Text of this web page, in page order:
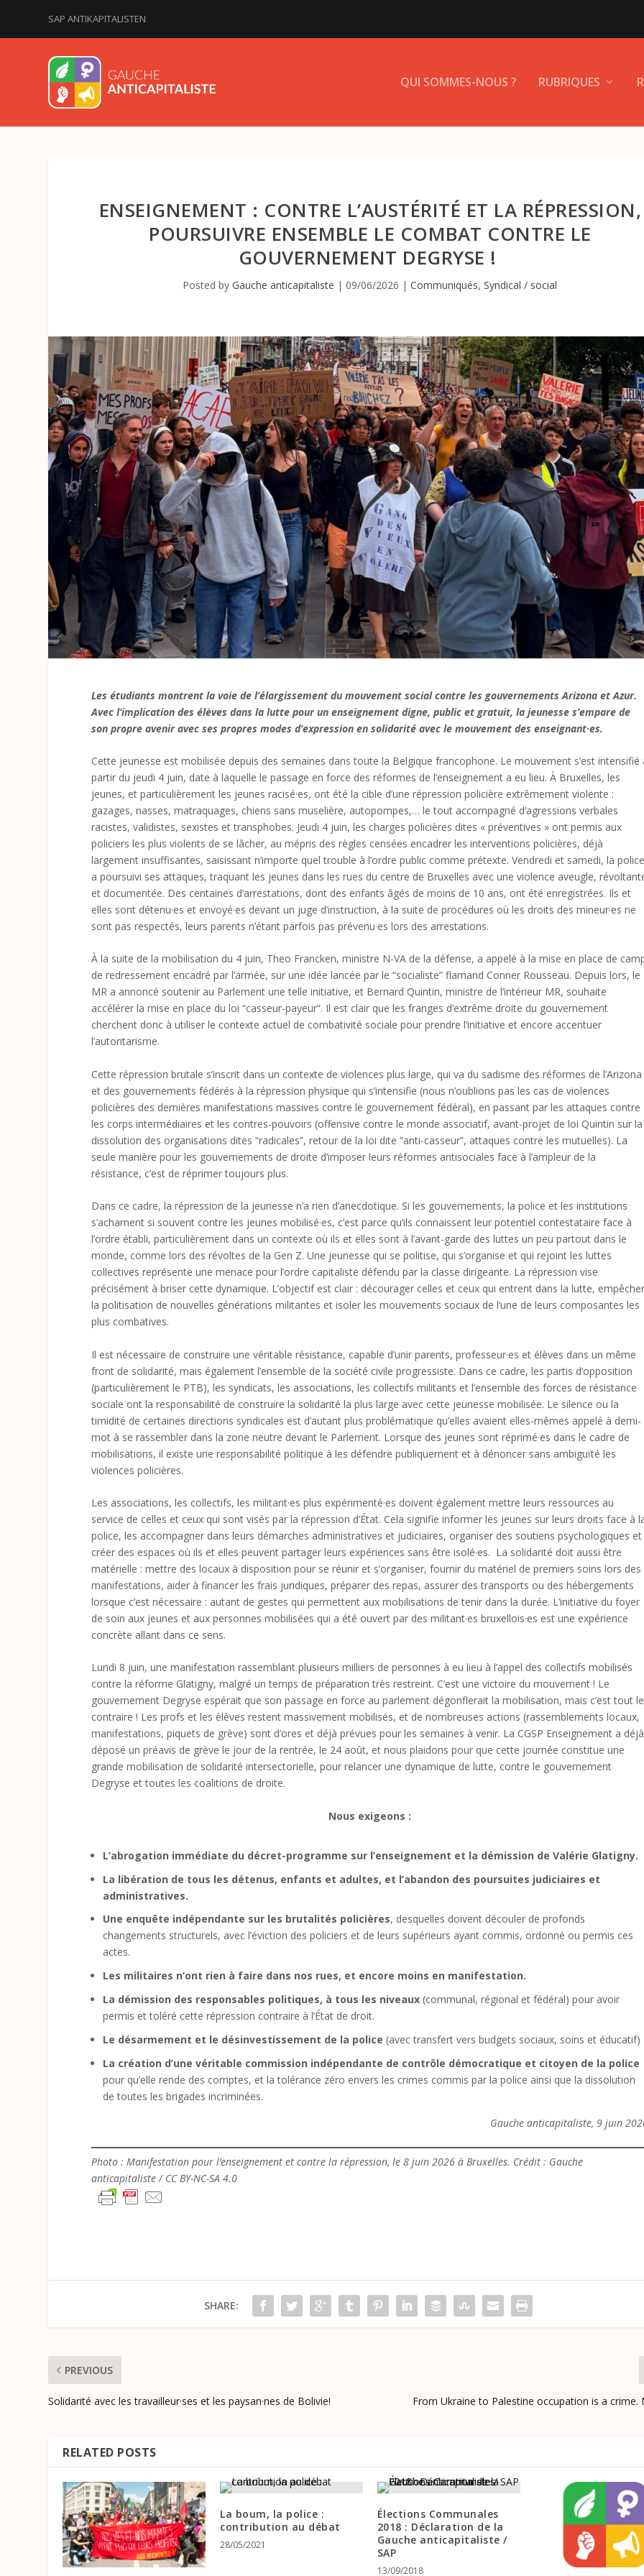
SAP ANTIKAPITALISTEN
QUI SOMMES-NOUS ? RUBRIQUES
ENSEIGNEMENT : CONTRE L’AUSTÉRITÉ ET LA RÉPRESSION,
POURSUIVRE ENSEMBLE LE COMBAT CONTRE LE
GOUVERNEMENT DEGRYSE !
Posted byGauche anticapitaliste |09/06/2026 |Communiqués,Syndical / social
Les étudiants montrent la voie de l’élargissement du mouvement social contre les gouvernements Arizona et Azur.
Avec l’implication des élèves dans la lutte pour un enseignement digne, public et gratuit, la jeunesse s’empare de
son propre avenir avec ses propres modes d’expression en solidarité avec le mouvement des enseignant·es.
Cette jeunesse est mobilisée depuis des semaines dans toute la Belgique francophone. Le mouvement s’est intensifié
partir du jeudi 4 juin, date à laquelle le passage en force des réformes de l’enseignement a eu lieu. À Bruxelles, les
jeunes, et particulièrement les jeunes racisé·es, ont été la cible d’une répression policière extrêmement violente :
gazages, nasses, matraquages, chiens sans muselière, autopompes,… le tout accompagné d’agressions verbales
racistes, validistes, sexistes et transphobes. Jeudi 4 juin, les charges policières dites « préventives » ont permis aux
policiers les plus violents de se lâcher, au mépris des règles censées encadrer les interventions policières, déjà
largement insuffisantes, saisissant n’importe quel trouble à l’ordre public comme prétexte. Vendredi et samedi, la
a poursuivi ses attaques, traquant les jeunes dans les rues du centre de Bruxelles avec une violence aveugle,
et documentée. Des centaines d’arrestations, dont des enfants âgés de moins de 10 ans, ont été enregistrées. Ils et
elles sont détenu·es et envoyé·es devant un juge d’instruction, à la suite de procédures où les droits des mineur·es ne
sont pas respectés, leurs parents n’étant parfois pas prévenu·es lors des arrestations.
À la suite de la mobilisation du 4 juin, Theo Francken, ministre N-VA de la défense, a appelé à la mise en place de
de redressement encadré par l’armée, sur une idée lancée par le “socialiste” flamand Conner Rousseau. Depuis lors, le
MR a annoncé soutenir au Parlement une telle initiative, et Bernard Quintin, ministre de l’intérieur MR, souhaite
accélérer la mise en place du loi “casseur-payeur”. Il est clair que les franges d’extrême droite du gouvernement
cherchent donc à utiliser le contexte actuel de combativité sociale pour prendre l’initiative et encore accentuer
l’autoritarisme.
Cette répression brutale s’inscrit dans un contexte de violences plus large, qui va du sadisme des réformes de l’Arizona
et des gouvernements fédérés à la répression physique qui s’intensifie (nous n’oublions pas les cas de violences
policières des dernières manifestations massives contre le gouvernement fédéral), en passant par les attaques contre
les corps intermédiaires et les contres-pouvoirs (offensive contre le monde associatif, avant-projet de loi Quintin sur la
dissolution des organisations dites “radicales”, retour de la loi dite “anti-casseur”, attaques contre les mutuelles). La
seule manière pour les gouvernements de droite d’imposer leurs réformes antisociales face à l’ampleur de la
résistance, c’est de réprimer toujours plus.
Dans ce cadre, la répression de la jeunesse n’a rien d’anecdotique. Si les gouvernements, la police et les institutions
s’acharnent si souvent contre les jeunes mobilisé·es, c’est parce qu’ils connaissent leur potentiel contestataire face à
l’ordre établi, particulièrement dans un contexte où ils et elles sont à l’avant-garde des luttes un peu partout dans le
monde, comme lors des révoltes de la Gen Z. Une jeunesse qui se politise, qui s’organise et qui rejoint les luttes
collectives représente une menace pour l’ordre capitaliste défendu par la classe dirigeante. La répression vise
précisément à briser cette dynamique. L’objectif est clair : décourager celles et ceux qui entrent dans la lutte,
la politisation de nouvelles générations militantes et isoler les mouvements sociaux de l’une de leurs composantes les
plus combatives.
Il est nécessaire de construire une véritable résistance, capable d’unir parents, professeur·es et élèves dans un même
front de solidarité, mais également l’ensemble de la société civile progressiste. Dans ce cadre, les partis d’opposition
(particulièrement le PTB), les syndicats, les associations, les collectifs militants et l’ensemble des forces de résistance
sociale ont la responsabilité de construire la solidarité la plus large avec cette jeunesse mobilisée. Le silence ou la
timidité de certaines directions syndicales est d’autant plus problématique qu’elles avaient elles-mêmes appelé à demi-
mot à se rassembler dans la zone neutre devant le Parlement. Lorsque des jeunes sont réprimé·es dans le cadre de
mobilisations, il existe une responsabilité politique à les défendre publiquement et à dénoncer sans ambiguïté les
violences policières.
Les associations, les collectifs, les militant·es plus expérimenté·es doivent également mettre leurs ressources au
service de celles et ceux qui sont visés par la répression d’État. Cela signifie informer les jeunes sur leurs droits face à
police, les accompagner dans leurs démarches administratives et judiciaires, organiser des soutiens psychologiques et
créer des espaces où ils et elles peuvent partager leurs expériences sans être isolé·es. La solidarité doit aussi être
matérielle : mettre des locaux à disposition pour se réunir et s’organiser, fournir du matériel de premiers soins lors des
manifestations, aider à financer les frais juridiques, préparer des repas, assurer des transports ou des hébergements
lorsque c’est nécessaire : autant de gestes qui permettent aux mobilisations de tenir dans la durée. L’initiative du foyer
de soin aux jeunes et aux personnes mobilisées qui a été ouvert par des militant·es bruxellois·es est une expérience
concrète allant dans ce sens.
Lundi 8 juin, une manifestation rassemblant plusieurs milliers de personnes à eu lieu à l’appel des collectifs mobilisés
contre la réforme Glatigny, malgré un temps de préparation très restreint. C’est une victoire du mouvement ! Le
gouvernement Degryse espérait que son passage en force au parlement dégonflerait la mobilisation, mais c’est tout le
contraire ! Les profs et les élèves restent massivement mobilisés, et de nombreuses actions (rassemblements locaux,
manifestations, piquets de grève) sont d’ores et déjà prévues pour les semaines à venir. La CGSP Enseignement a déjà
déposé un préavis de grève le jour de la rentrée, le 24 août, et nous plaidons pour que cette journée constitue une
grande mobilisation de solidarité intersectorielle, pour relancer une dynamique de lutte, contre le gouvernement
Degryse et toutes les coalitions de droite.
Nous exigeons :
L’abrogation immédiate du décret-programme sur l’enseignement et la démission de Valérie Glatigny.
La libération de tous les détenus, enfants et adultes, et l’abandon des poursuites judiciaires et
administratives.
Une enquête indépendante sur les brutalités policières, desquelles doivent découler de profonds
changements structurels, avec l’éviction des policiers et de leurs supérieurs ayant commis, ordonné ou permis ces
actes.
Les militaires n’ont rien à faire dans nos rues, et encore moins en manifestation.
La démission des responsables politiques, à tous les niveaux (communal, régional et fédéral) pour avoir
permis et toléré cette répression contraire à l’État de droit.
Le désarmement et le désinvestissement de la police (avec transfert vers budgets sociaux, soins et éducatif)
La création d’une véritable commission indépendante de contrôle démocratique et citoyen de la police
pour qu’elle rende des comptes, et la tolérance zéro envers les crimes commis par la police ainsi que la dissolution
de toutes les brigades incriminées.
Gauche anticapitaliste, 9 juin
Photo : Manifestation pour l’enseignement et contre la répression, le 8 juin 2026 à Bruxelles. Crédit : Gauche
anticapitaliste / CC BY-NC-SA 4.0
SHARE:
PREVIOUS
Solidarité avec les travailleur·ses et les paysan·nes de Bolivie! From Ukraine to Palestine occupation is a crime.
RELATED POSTS
La boum, la police :
contribution au débat
28/05/2021
Élections Communales
2018 : Déclaration de la
Gauche anticapitaliste /
SAP
13/09/2018